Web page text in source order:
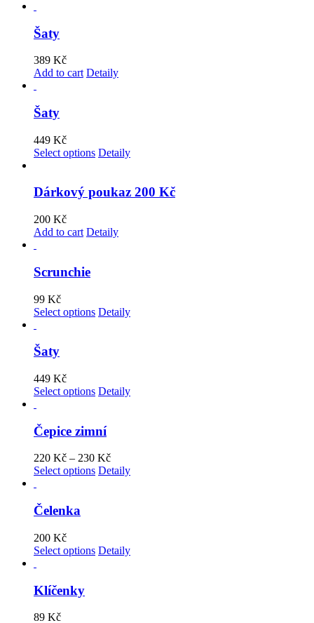
Šaty
389 Kč
Add to cart Detaily
Šaty
449 Kč
Select options Detaily
Dárkový poukaz 200 Kč
200 Kč
Add to cart Detaily
Scrunchie
99 Kč
Select options Detaily
Šaty
449 Kč
Select options Detaily
Čepice zimní
220 Kč – 230 Kč
Select options Detaily
Čelenka
200 Kč
Select options Detaily
Klíčenky
89 Kč